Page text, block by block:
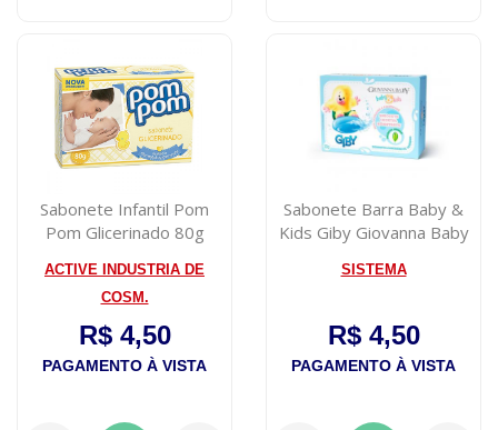
Sabonete Infantil Pom
Pom Glicerinado 80g
ACTIVE INDUSTRIA DE
COSM.
R$ 4,50
PAGAMENTO À VISTA
Sabonete Barra Baby &
Kids Giby Giovanna Baby
SISTEMA
R$ 4,50
PAGAMENTO À VISTA